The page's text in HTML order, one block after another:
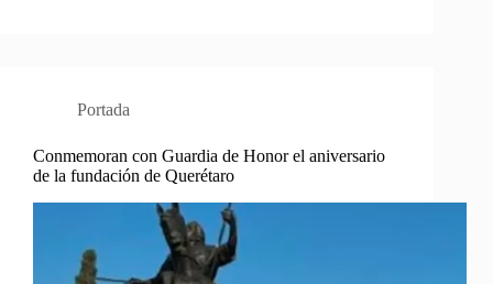
Portada
Conmemoran con Guardia de Honor el aniversario
de la fundación de Querétaro